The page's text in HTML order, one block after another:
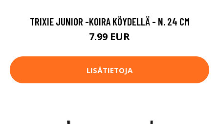
TRIXIE JUNIOR -KOIRA KÖYDELLÄ - N. 24 CM
7.99 EUR
LISÄTIETOJA